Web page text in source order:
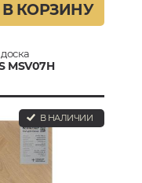
В КОРЗИНУ
MSV07H
В НАЛИЧИИ